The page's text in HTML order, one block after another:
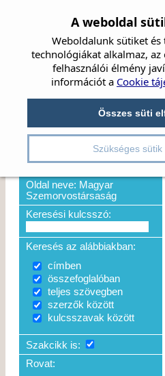
Címlap Hírek
Beszámolók
Kongresszusok
KERESÉS EREDMÉNYE
Kérjük, adja meg a keresési
Részletes kereső
Oldal neve: Magyar
Szemorvostársaság
Keresési kulcsszó:
Keresés az alábbiakban:
címben
összefoglalóban
teljes szövegben
szerzők között
kulcsszavak között
Szakcikk is:
Rovat:
A weboldal
Weboldalunk sütiket
technológiákat alkalmaz,
felhasználói élmény
információt a Cookie
Összes süti
Szükséges